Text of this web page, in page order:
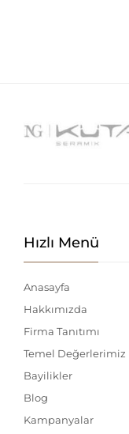
Hızlı Menü
Anasayfa
Hakkımızda
Firma Tanıtımı
Temel Değerlerimiz
Bayilikler
Blog
Kampanyalar